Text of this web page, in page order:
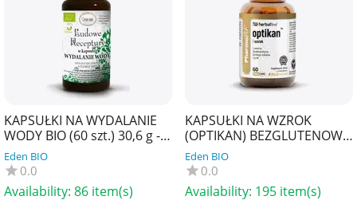
KAPSUŁKI NA WYDALANIE
WODY BIO (60 szt.) 30,6 g -
MIR-LEK (LUDOWE
RECEPTURY)
Eden BIO
0.0
Availability: 86 item(s)
KAPSUŁKI NA WZROK
(OPTIKAN) BEZGLUTENOWE
60 szt. - PHARMOVIT
(HERBALLINE)
Eden BIO
0.0
Availability: 195 item(s)